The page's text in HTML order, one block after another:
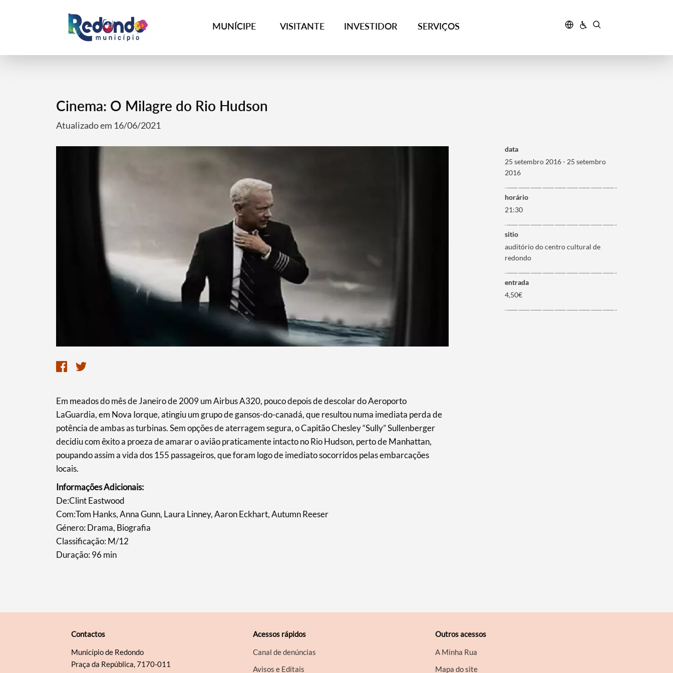
MUNÍCIPE VISITANTE INVESTIDOR SERVIÇOS
Filtros
Cinema: O Milagre do Rio Hudson
Atualizado em 16/06/2021
​Em meados do mês de Janeiro de 2009 um Airbus A320, pouco depois de descolar do Aeroporto
LaGuardia, em Nova Iorque, atingiu um grupo de gansos-do-canadá, que resultou numa imediata perda de
potência de ambas as turbinas. Sem opções de aterragem segura, o Capitão Chesley “Sully” Sullenberger
decidiu com êxito a proeza de amarar o avião praticamente intacto no Rio Hudson, perto de Manhattan,
poupando assim a vida dos 155 passageiros, que foram logo de imediato socorridos pelas embarcações
locais.
Informações Adicionais:
​De:Clint Eastwood
Com:Tom Hanks, Anna Gunn, Laura Linney, Aaron Eckhart, Autumn Reeser
Género: Drama, Biografia
Classificação: M/12
Duração: 96 min
data
25 setembro 2016 - 25 setembro
2016
horário
21:30
sitio
auditório do centro cultural de
redondo
entrada
4,50€
Contactos
Município de Redondo
Praça da República, 7170-011
Acessos rápidos
Canal de denúncias
Avisos e Editais
Outros acessos
A Minha Rua
Mapa do site